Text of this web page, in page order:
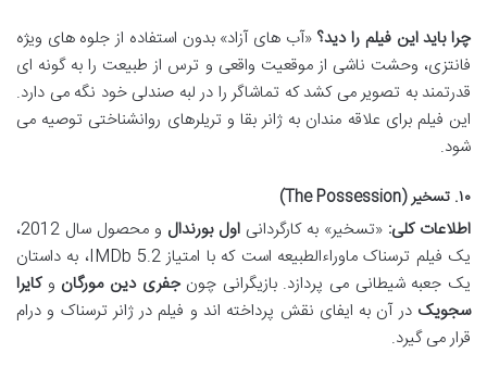
چرا باید این فیلم را دید؟ «آب های آزاد» بدون استفاده از جلوه های ویژه
فانتزی، وحشت ناشی از موقعیت واقعی و ترس از طبیعت را به گونه ای
قدرتمند به تصویر می کشد که تماشاگر را در لبه صندلی خود نگه می دارد.
این فیلم برای علاقه مندان به ژانر بقا و تریلرهای روانشناختی توصیه می
شود.
۱۰. تسخیر (The Possession)
اطلاعات کلی: «تسخیر» به کارگردانی اول بورندال
و محصول سال 2012،
یک فیلم ترسناک ماوراءالطبیعه است که با امتیاز IMDb 5.2، به داستان
یک جعبه شیطانی می پردازد. بازیگرانی چونجفری دین مورگان وکایرا
سجویک در آن به ایفای نقش پرداخته اند و فیلم در ژانر ترسناک و درام
قرار می گیرد.